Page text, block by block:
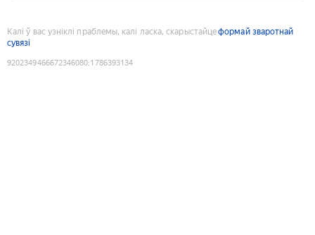
Калі ў вас узніклі праблемы, калі ласка, скарыстайцеформай зваротнай
сувязі
9202349466672346080:1786393134